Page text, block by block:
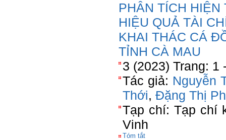
PHÂN TÍCH HIỆN
HIỆU QUẢ TÀI
KHAI THÁC CÁ
TỈNH CÀ MAU
3 (2023) Trang: 1
Tác giả: Nguyễn
Thới, Đặng Thị
Tạp chí: Tạp chí
Vinh
Tóm tắt